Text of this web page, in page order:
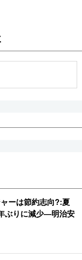
ーは節約志向?:夏
ぶりに減少―明治安